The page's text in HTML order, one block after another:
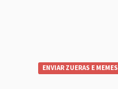
ENVIAR ZUERAS E MEMES